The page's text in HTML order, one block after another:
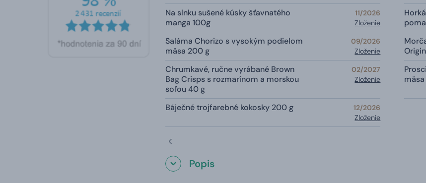
Na slnku sušené kúsky šťavnatého
manga 100g
11/2026
Zloženie
Saláma Chorizo s vysokým podielom
mäsa 200 g
09/2026
Zloženie
Chrumkavé, ručne vyrábané Brown
Bag Crisps s rozmarínom a morskou
soľou 40 g
02/2027
Zloženie
Báječné trojfarebné kokosky 200 g
12/2026
Zloženie
Popis